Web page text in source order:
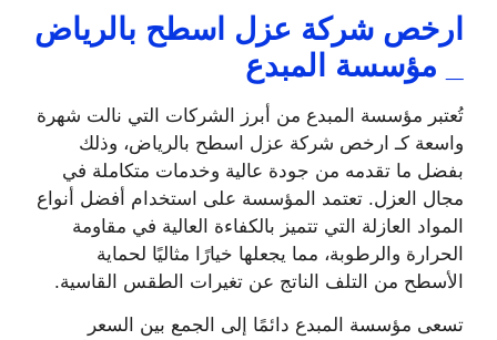
ارخص شركة عزل اسطح بالرياض
_ مؤسسة المبدع
تُعتبر مؤسسة المبدع من أبرز الشركات التي نالت شهرة
واسعة كـ ارخص شركة عزل اسطح بالرياض، وذلك
بفضل ما تقدمه من جودة عالية وخدمات متكاملة في
مجال العزل. تعتمد المؤسسة على استخدام أفضل أنواع
المواد العازلة التي تتميز بالكفاءة العالية في مقاومة
الحرارة والرطوبة، مما يجعلها خيارًا مثاليًا لحماية
الأسطح من التلف الناتج عن تغيرات الطقس القاسية.
تسعى مؤسسة المبدع دائمًا إلى الجمع بين السعر